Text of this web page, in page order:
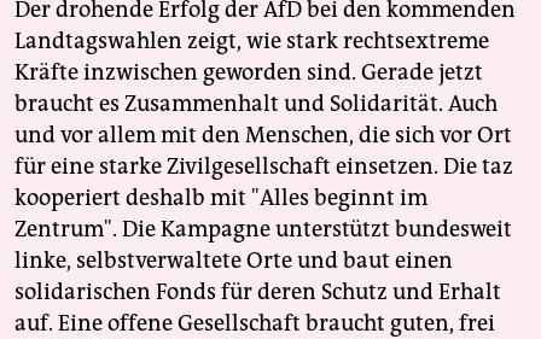
Der drohende Erfolg der AfD bei den kommenden
Landtagswahlen zeigt, wie stark rechtsextreme
Kräfte inzwischen geworden sind. Gerade jetzt
braucht es Zusammenhalt und Solidarität. Auch
und vor allem mit den Menschen, die sich vor Ort
für eine starke Zivilgesellschaft einsetzen. Die taz
kooperiert deshalb mit "Alles beginnt im
Zentrum". Die Kampagne unterstützt bundesweit
linke, selbstverwaltete Orte und baut einen
solidarischen Fonds für deren Schutz und Erhalt
auf. Eine offene Gesellschaft braucht guten, frei